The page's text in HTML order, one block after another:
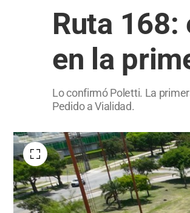
Ruta 168:
en la
Lo confirmó Poletti. La
Pedido a Vialidad.